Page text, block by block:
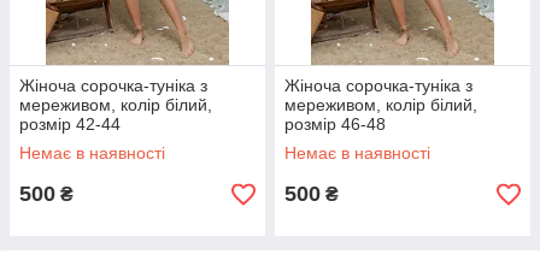
Жіноча сорочка-туніка з
мереживом, колір білий,
розмір 42-44
Немає в наявності
500 ₴
Жіноча сорочка-туніка з
мереживом, колір білий,
розмір 46-48
Немає в наявності
500 ₴